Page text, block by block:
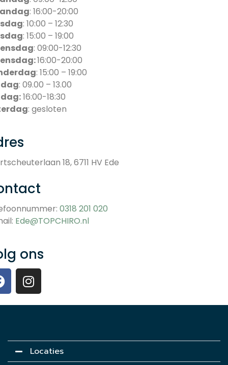
: 16:00-20:00
: 10:00 – 12:30
: 15:00 – 19:00
: 09:00-12:30
16:00-20:00
: 15:00 – 19:00
: 09.00 – 13.00
16:00-18:30
: gesloten
18, 6711 HV Ede
0318 201 020
Ede@TOPCHIRO.nl
ons
Locaties